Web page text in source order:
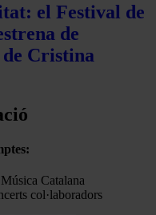
el Festival de
de
de Cristina
Catalana
col·laboradors